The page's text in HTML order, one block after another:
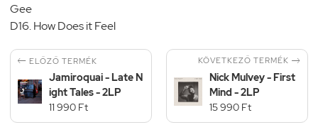
Gee
D16. How Does it Feel
 ELŐZŐ TERMÉK
Jamiroquai - Late N
ight Tales - 2LP
11 990 Ft
KÖVETKEZŐ TERMÉK 
Nick Mulvey - First
Mind - 2LP
15 990 Ft